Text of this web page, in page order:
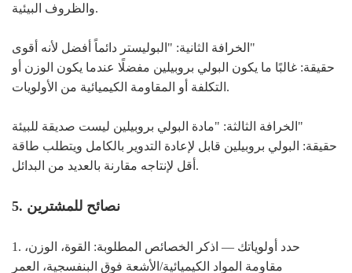
والظروف البيئية.
الخرافة الثانية: "البوليستر دائماً أفضل لأنه أقوى"
حقيقة: غالبًا ما يكون البولي بروبيلين مفضلًا عندما يكون الوزن أو
التكلفة أو المقاومة الكيميائية من الأولويات.
الخرافة الثالثة: "مادة البولي بروبيلين ليست صديقة للبيئة"
حقيقة: البولي بروبيلين قابل لإعادة التدوير بالكامل ويتطلب طاقة
أقل لإنتاجه مقارنة بالعديد من البدائل.
5. نصائح للمشترين
1. حدد أولوياتك — اذكر الخصائص المطلوبة: القوة، الوزن،
مقاومة المواد الكيميائية/الأشعة فوق البنفسجية، العمر